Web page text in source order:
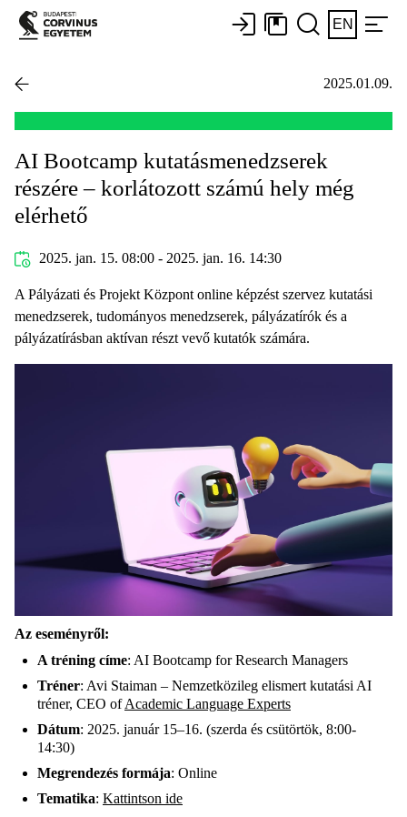
EN
2025.01.09.
AI Bootcamp kutatásmenedzserek
részére – korlátozott számú hely még
elérhető
2025. jan. 15. 08:00 - 2025. jan. 16. 14:30
A Pályázati és Projekt Központ online képzést szervez kutatási
menedzserek, tudományos menedzserek, pályázatírók és a
pályázatírásban aktívan részt vevő kutatók számára.
Az eseményről:
A tréning címe: AI Bootcamp for Research Managers
Tréner: Avi Staiman – Nemzetközileg elismert kutatási AI
tréner, CEO ofAcademic Language Experts
Dátum: 2025. január 15–16. (szerda és csütörtök, 8:00-
14:30)
Megrendezés formája: Online
Tematika: Kattintson ide